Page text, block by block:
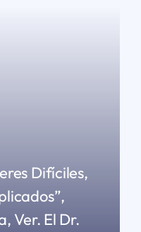
Difíciles,
Ver. El Dr.